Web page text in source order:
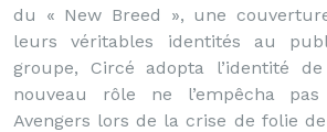
du « New Breed », une
leurs véritables identités au
groupe, Circé adopta l’identité
nouveau rôle ne l’empêcha
Avengers lors de la crise de folie